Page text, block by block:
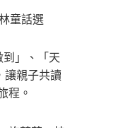
童話選
」、「天
讓親子共讀
程。